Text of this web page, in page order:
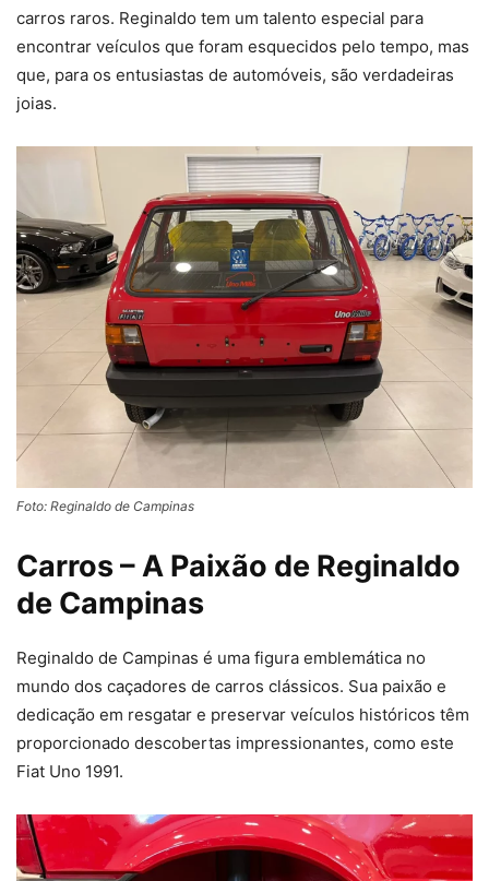
carros raros. Reginaldo tem um talento especial para
encontrar veículos que foram esquecidos pelo tempo, mas
que, para os entusiastas de automóveis, são verdadeiras
joias.
Foto: Reginaldo de Campinas
Carros – A Paixão de Reginaldo
de Campinas
Reginaldo de Campinas é uma figura emblemática no
mundo dos caçadores de carros clássicos. Sua paixão e
dedicação em resgatar e preservar veículos históricos têm
proporcionado descobertas impressionantes, como este
Fiat Uno 1991.